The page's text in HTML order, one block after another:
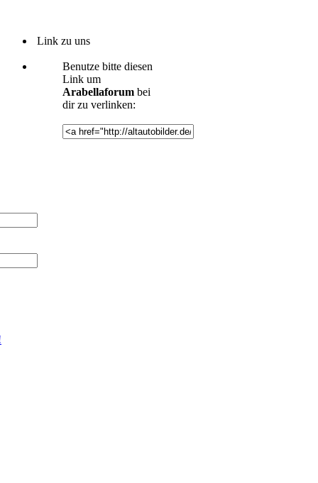
Link zu uns
Benutze bitte diesen
Link um
Arabellaforum bei
dir zu verlinken: